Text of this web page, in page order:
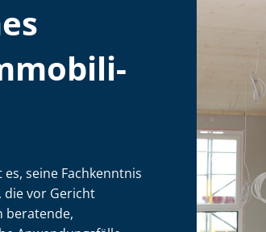
seine Fachkenntnis
die vor Gericht
beratende,